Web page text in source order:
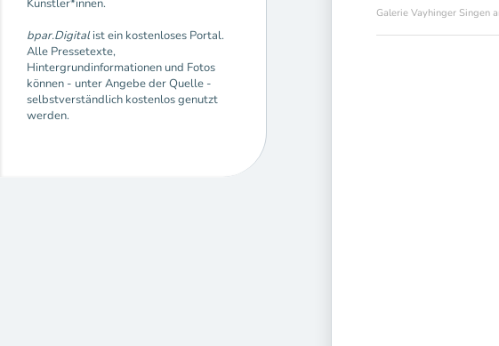
Künstler*innen.
bpar.Digitalist ein kostenloses Portal.
Alle Pressetexte,
Hintergrundinformationen und Fotos
können - unter Angebe der Quelle -
selbstverständlich kostenlos genutzt
werden.
Galerie Vayhinger Singen